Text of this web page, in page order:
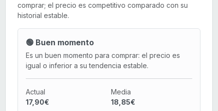
comprar; el precio es competitivo comparado con su
historial estable.
🟢 Buen momento
Es un buen momento para comprar: el precio es
igual o inferior a su tendencia estable.
Actual
17,90€
Media
18,85€